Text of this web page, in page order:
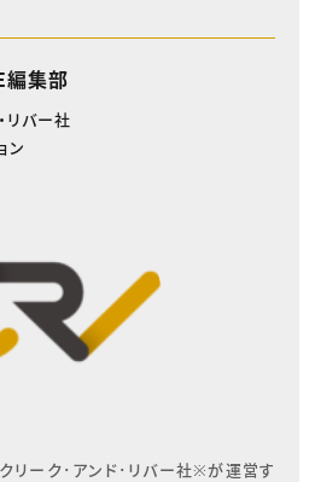
編集部
リバー社
ン
リーク･アンド･リバー社※が運営す